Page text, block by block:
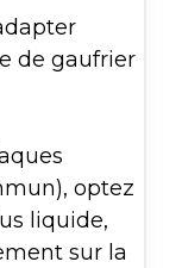
de gaufrier
optez
liquide,
sur la